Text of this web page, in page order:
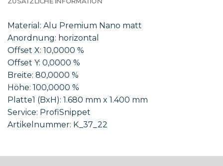
Material: Alu Premium Nano matt
Anordnung: horizontal
Offset X: 10,0000 %
Offset Y: 0,0000 %
Breite: 80,0000 %
Höhe: 100,0000 %
Platte1 (BxH): 1.680 mm x 1.400 mm
Service: ProfiSnippet
Artikelnummer: K_37_22